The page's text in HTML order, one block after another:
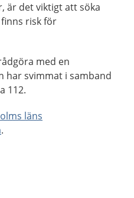
är det viktigt att söka
risk för
med en
har svimmat i samband
112.
läns
.